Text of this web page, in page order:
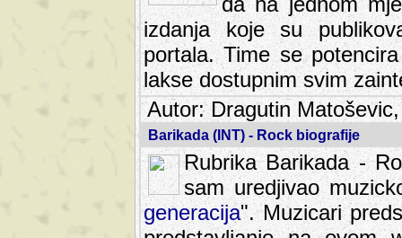
izdanja koje su
portala. Time se
lakse dostupnim svim
Autor: Dragutin
Barikada (INT) - Rock biografije
Rubrika Barikada -
sam uredjivao
generacija". Muzicari